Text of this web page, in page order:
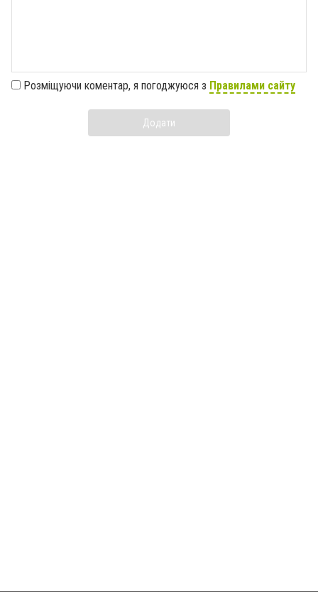
Розміщуючи коментар, я погоджуюся з Правилами сайту
Додати